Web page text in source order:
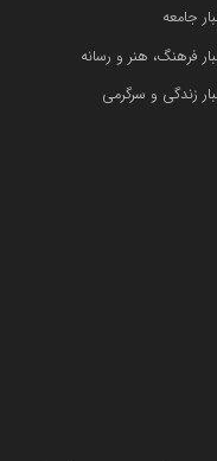
جامعه
فرهنگ، هنر و رسانه
زندگی و سرگرمی